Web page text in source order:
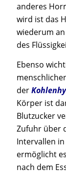
anderes
wird ist das
wiederum
des
Ebenso
der
Körper ist
Blutzucker
Zufuhr über
Intervallen
ermöglicht
nach dem